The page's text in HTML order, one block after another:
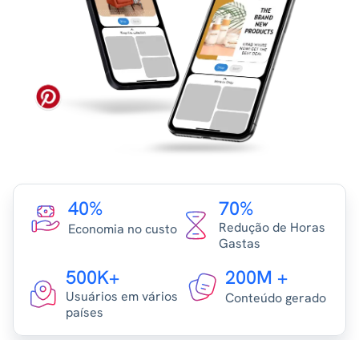
40%
Economia no custo
70%
Redução de Horas
Gastas
500K+
Usuários em vários
países
200M +
Conteúdo gerado